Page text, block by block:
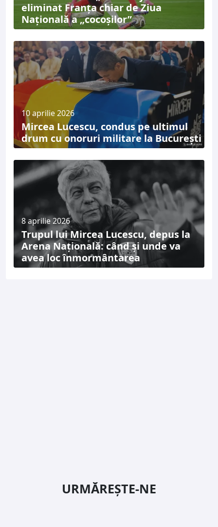
eliminat Franța chiar de Ziua
Națională a „cocoșilor”
10 aprilie 2026
Mircea Lucescu, condus pe ultimul
drum cu onoruri militare la București
8 aprilie 2026
Trupul lui Mircea Lucescu, depus la
Arena Națională: când și unde va
avea loc înmormântarea
URMĂREȘTE-NE